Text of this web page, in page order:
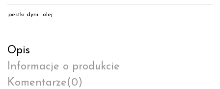
pestki dyni olej
Opis
Informacje o produkcie
Komentarze(0)